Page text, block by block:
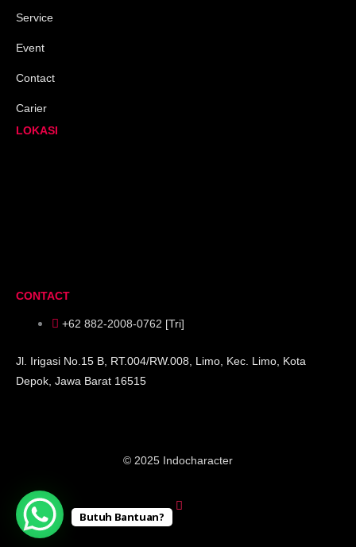
Service
Event
Contact
Carier
LOKASI
CONTACT
+62 882-2008-0762 [Tri]
Jl. Irigasi No.15 B, RT.004/RW.008, Limo, Kec. Limo, Kota
Depok, Jawa Barat 16515
© 2025 Indocharacter
Butuh Bantuan?